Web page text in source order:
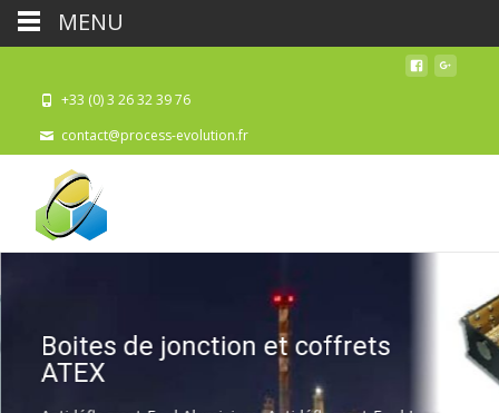
+33 (0) 3 26 32 39 76
contact@process-evolution.fr
Boites de jonction et coffrets
ATEX
MENU